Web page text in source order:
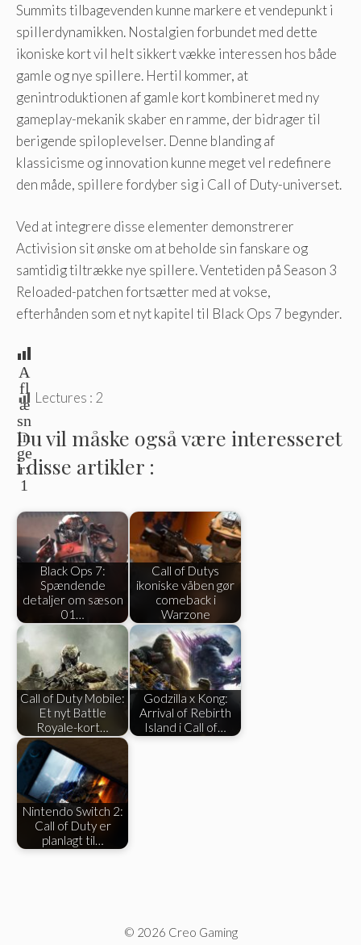
Summits tilbagevenden kunne markere et vendepunkt i
spillerdynamikken. Nostalgien forbundet med dette
ikoniske kort vil helt sikkert vække interessen hos både
gamle og nye spillere. Hertil kommer, at
genintroduktionen af ​​gamle kort kombineret med ny
gameplay-mekanik skaber en ramme, der bidrager til
berigende spiloplevelser. Denne blanding af
klassicisme og innovation kunne meget vel redefinere
den måde, spillere fordyber sig i Call of Duty-universet.
Ved at integrere disse elementer demonstrerer
Activision sit ønske om at beholde sin fanskare og
samtidig tiltrække nye spillere. Ventetiden på Season 3
Reloaded-patchen fortsætter med at vokse,
efterhånden som et nyt kapitel til Black Ops 7 begynder.
A
fl
æ
sn
in
ge
r:
1
Lectures : 2
Du vil måske også være interesseret
i disse artikler :
Black Ops 7:
Spændende
detaljer om sæson
01…
Call of Dutys
ikoniske våben gør
comeback i
Warzone
Call of Duty Mobile:
Et nyt Battle
Royale-kort…
Godzilla x Kong:
Arrival of Rebirth
Island i Call of…
Nintendo Switch 2:
Call of Duty er
planlagt til…
© 2026 Creo Gaming